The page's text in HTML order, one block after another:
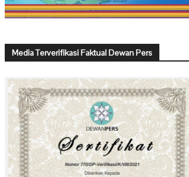
Media Terverifikasi Faktual Dewan Pers